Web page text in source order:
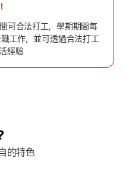
可合法打工，學期期間每
工作，並可透過合法打工
經驗
的特色